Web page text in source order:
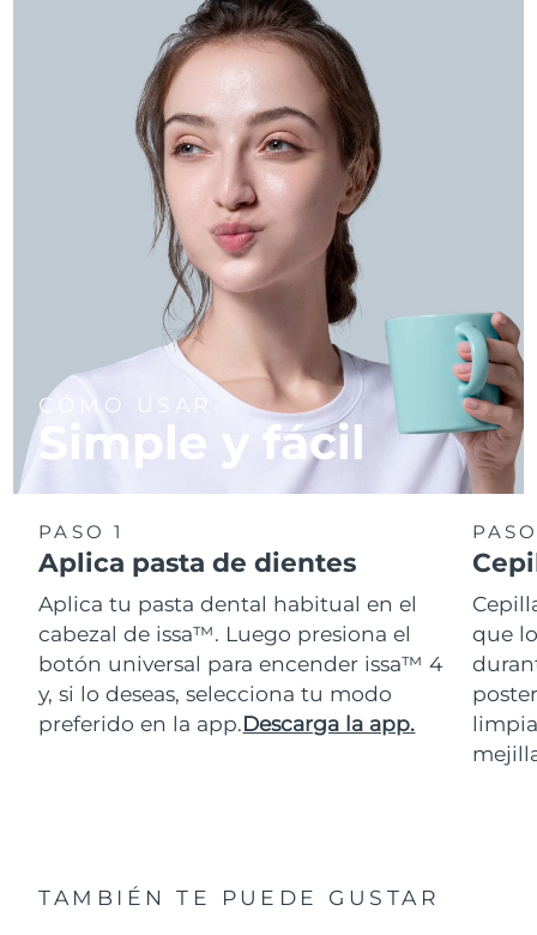
CÓMO USAR
Simple y fácil
PASO 1
Aplica pasta de dientes
Aplica tu pasta dental habitual en el
cabezal de issa™. Luego presiona el
botón universal para encender issa™ 4
y, si lo deseas, selecciona tu modo
preferido en la app.Descarga la app.
que
TAMBIÉN TE PUEDE GUSTAR